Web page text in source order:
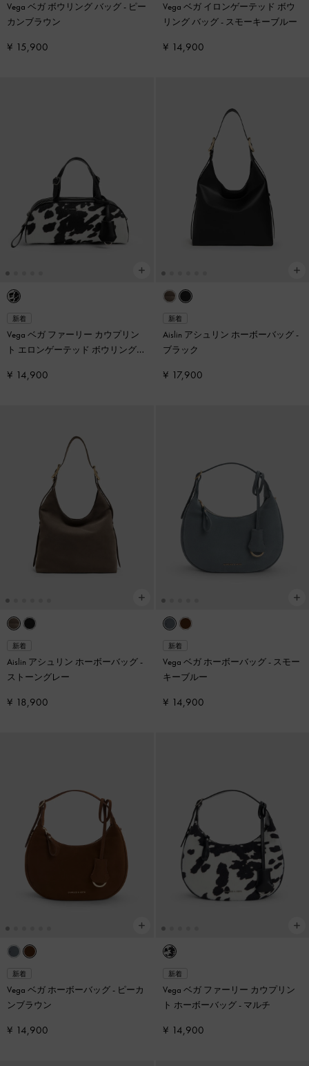
Vega ベガ ボウリング バッグ- ピー
カンブラウン
¥ 15,900
Vega ベガ イロンゲーテッド ボウ
リング バッグ- スモーキーブルー
¥ 14,900
新着
Vega ベガ ファーリー カウプリン
ト エロンゲーテッド ボウリングバ
¥ 14,900
新着
Aislin アシュリン ホーボーバッグ-
ブラック
¥ 17,900
新着
Aislin アシュリン ホーボーバッグ-
ストーングレー
¥ 18,900
新着
Vega ベガ ホーボーバッグ- スモー
キーブルー
¥ 14,900
新着
Vega ベガ ホーボーバッグ- ピーカ
ンブラウン
¥ 14,900
新着
Vega ベガ ファーリー カウプリン
ト ホーボーバッグ- マルチ
¥ 14,900